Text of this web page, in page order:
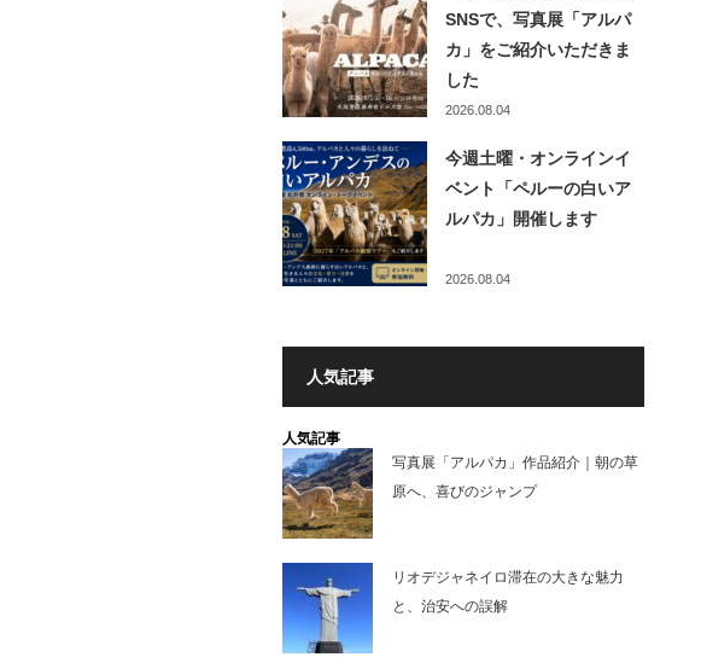
SNSで、写真展「アルパ
カ」をご紹介いただきま
した
2026.08.04
今週土曜・オンラインイ
ベント「ペルーの白いア
ルパカ」開催します
2026.08.04
人気記事
人気記事
写真展「アルパカ」作品紹介｜朝の草
原へ、喜びのジャンプ
リオデジャネイロ滞在の大きな魅力
と、治安への誤解